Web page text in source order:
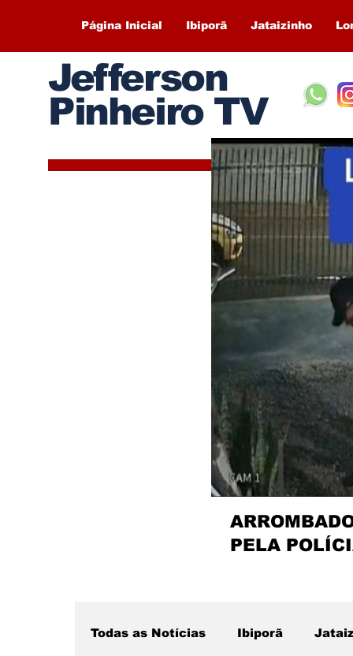
Página Inicial Ibiporã Jataizinho
Jefferson
Pinheiro TV
PELA
Todas as Notícias Ibiporã